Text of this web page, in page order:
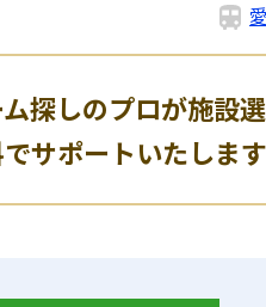
探しのプロが施設
サポートいたします